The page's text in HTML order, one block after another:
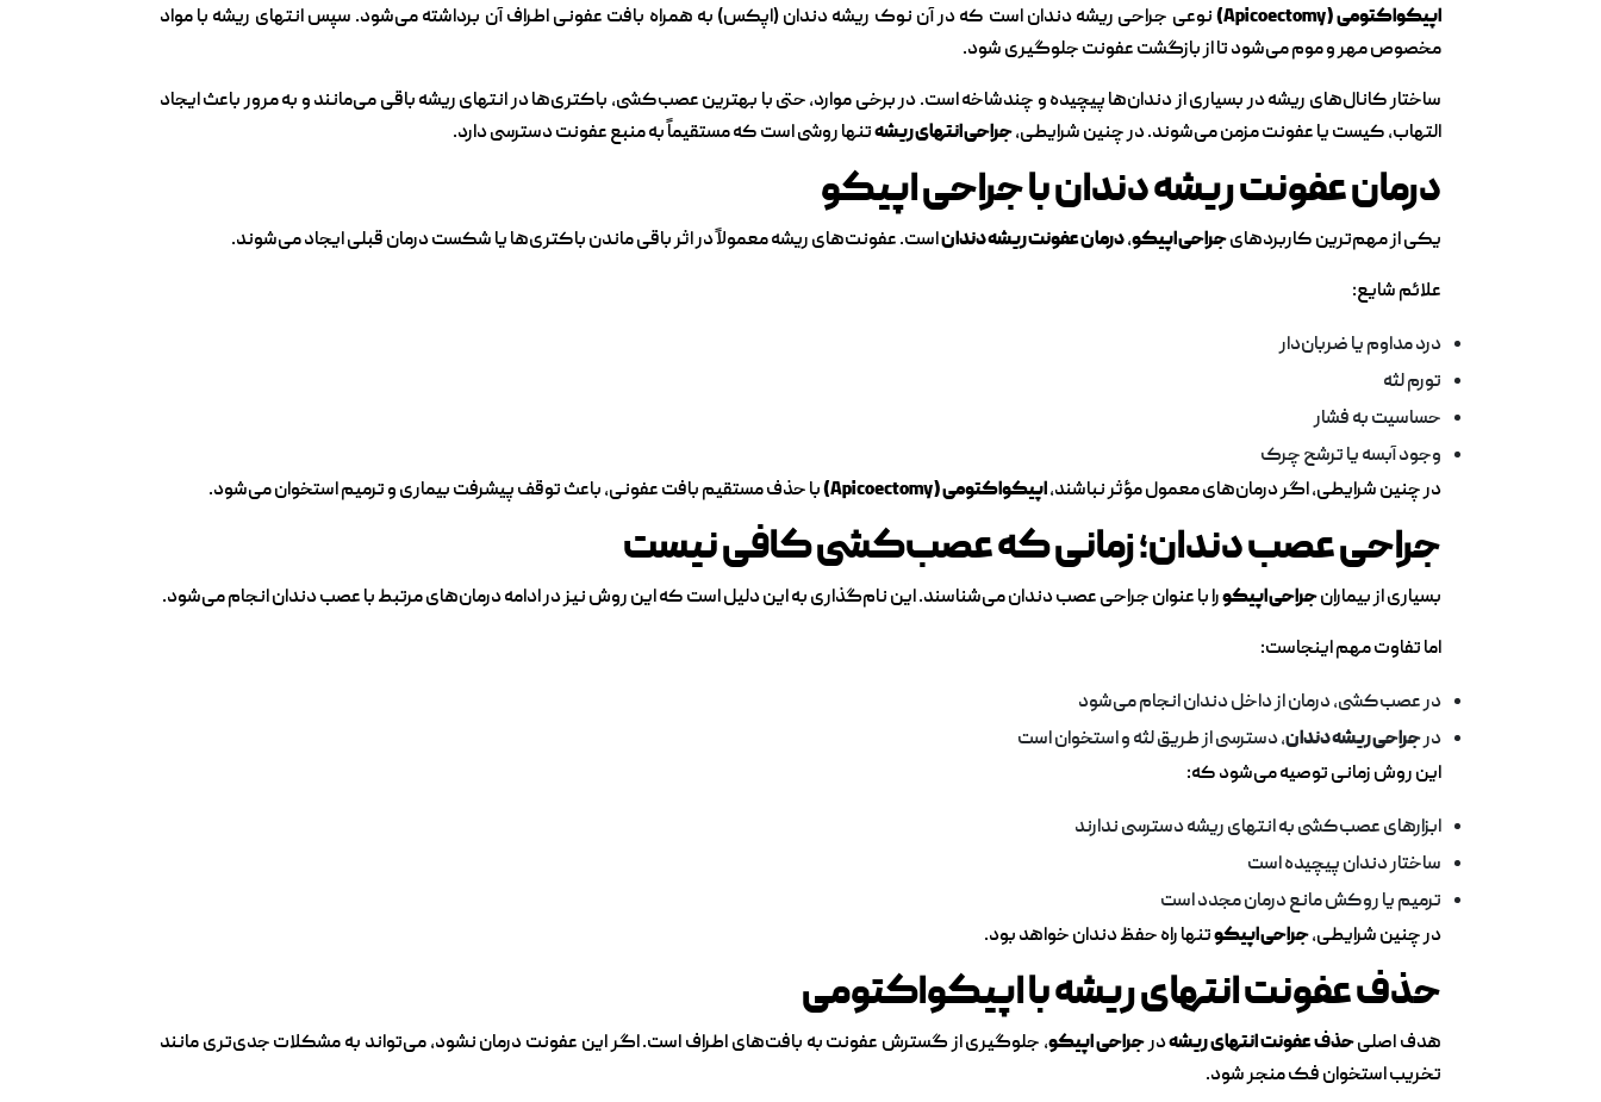
اپیکواکتومی (Apicoectomy)
نوعی جراحی ریشه دندان است که در آن نوک ریشه دندان (اپکس) به همراه بافت عفونی اطراف آن برداشته می‌شود. سپس انتهای ریشه با مواد
مخصوص مهر و موم می‌شود تا از بازگشت عفونت جلوگیری شود.
ساختار کانال‌های ریشه در بسیاری از دندان‌ها پیچیده و چندشاخه است. در برخی موارد، حتی با بهترین عصب‌کشی، باکتری‌ها در انتهای ریشه باقی می‌مانند و به مرور باعث ایجاد
التهاب، کیست یا عفونت مزمن می‌شوند. در چنین شرایطی،جراحی انتهای ریشهتنها روشی است که مستقیماً به منبع عفونت دسترسی دارد.
درمان عفونت ریشه دندان با جراحی اپیکو
یکی از مهم‌ترین کاربردهایجراحی اپیکو،درمان عفونت ریشه دنداناست. عفونت‌های ریشه معمولاً در اثر باقی ماندن باکتری‌ها یا شکست درمان قبلی ایجاد می‌شوند.
علائم شایع:
درد مداوم یا ضربان‌دار
تورم لثه
حساسیت به فشار
وجود آبسه یا ترشح چرک
در چنین شرایطی، اگر درمان‌های معمول مؤثر نباشند،اپیکواکتومی (Apicoectomy) با حذف مستقیم بافت عفونی، باعث توقف پیشرفت بیماری و ترمیم استخوان می‌شود.
جراحی عصب دندان؛ زمانی که عصب‌کشی کافی نیست
بسیاری از بیمارانجراحی اپیکورا با عنوان جراحی عصب دندان می‌شناسند. این نام‌گذاری به این دلیل است که این روش نیز در ادامه درمان‌های مرتبط با عصب دندان انجام می‌شود.
اما تفاوت مهم اینجاست:
در عصب‌کشی، درمان از داخل دندان انجام می‌شود
درجراحی ریشه دندان، دسترسی از طریق لثه و استخوان است
این روش زمانی توصیه می‌شود که:
ابزارهای عصب‌کشی به انتهای ریشه دسترسی ندارند
ساختار دندان پیچیده است
ترمیم یا روکش مانع درمان مجدد است
در چنین شرایطی،جراحی اپیکوتنها راه حفظ دندان خواهد بود.
حذف عفونت انتهای ریشه با اپیکواکتومی
هدف اصلیحذف عفونت انتهای ریشهدرجراحی اپیکو، جلوگیری از گسترش عفونت به بافت‌های اطراف است. اگر این عفونت درمان نشود، می‌تواند به مشکلات جدی‌تری مانند
تخریب استخوان فک منجر شود.